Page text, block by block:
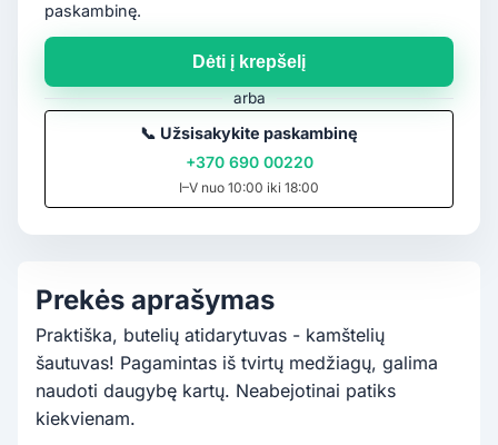
paskambinę.
Dėti į krepšelį
arba
📞 Užsisakykite paskambinę
+370 690 00220
I–V nuo 10:00 iki 18:00
Prekės aprašymas
Praktiška, butelių atidarytuvas - kamštelių
šautuvas! Pagamintas iš tvirtų medžiagų, galima
naudoti daugybę kartų. Neabejotinai patiks
kiekvienam.